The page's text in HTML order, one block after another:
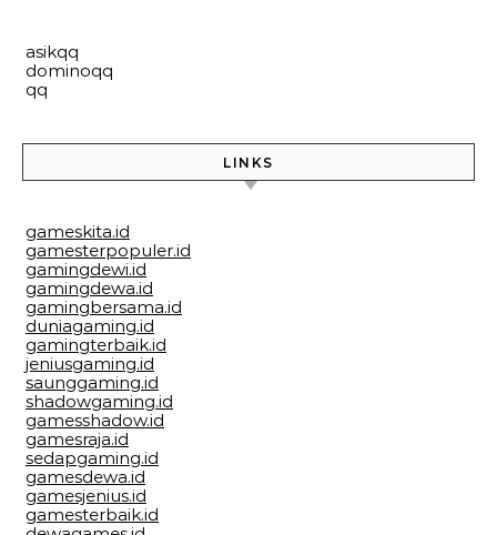
asikqq
dominoqq
qq
LINKS
gameskita.id
gamesterpopuler.id
gamingdewi.id
gamingdewa.id
gamingbersama.id
duniagaming.id
gamingterbaik.id
jeniusgaming.id
saunggaming.id
shadowgaming.id
gamesshadow.id
gamesraja.id
sedapgaming.id
gamesdewa.id
gamesjenius.id
gamesterbaik.id